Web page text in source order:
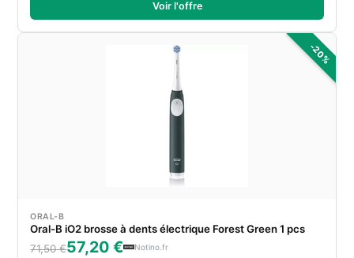
Voir l'offre
-20%
ORAL-B
Oral-B iO2 brosse à dents électrique Forest Green 1 pcs
71,50 €57,20 € Notino.fr